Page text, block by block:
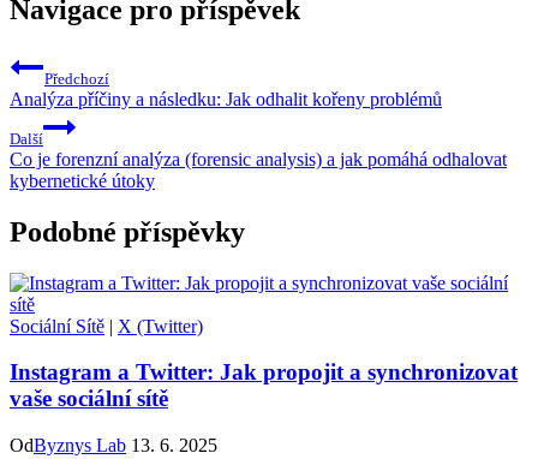
Navigace pro příspěvek
Předchozí
Analýza příčiny a následku: Jak odhalit kořeny problémů
Další
Co je forenzní analýza (forensic analysis) a jak pomáhá odhalovat
kybernetické útoky
Podobné příspěvky
Sociální Sítě | X (Twitter)
Instagram a Twitter: Jak propojit a synchronizovat
vaše sociální sítě
OdByznys Lab 13. 6. 2025